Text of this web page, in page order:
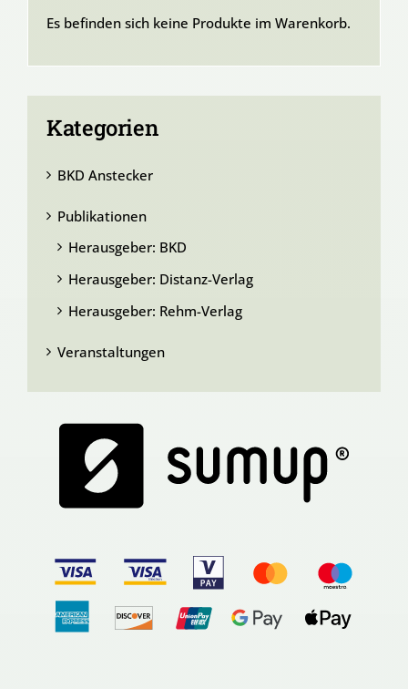
Es befinden sich keine Produkte im Warenkorb.
Kategorien
BKD Anstecker
Publikationen
Herausgeber: BKD
Herausgeber: Distanz-Verlag
Herausgeber: Rehm-Verlag
Veranstaltungen